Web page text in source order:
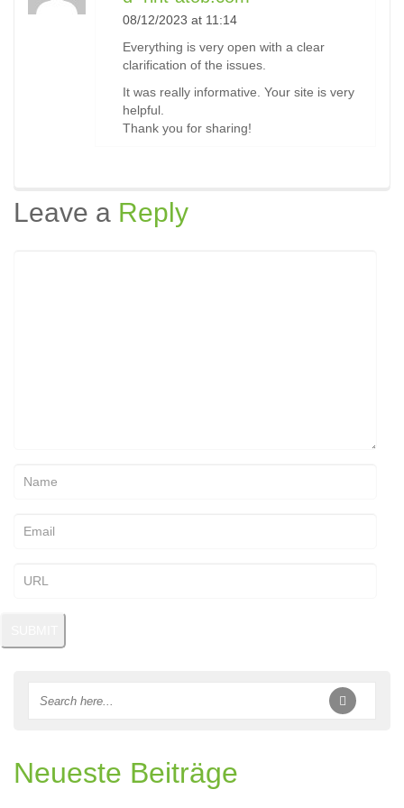
08/12/2023 at 11:14
Everything is very open with a clear
clarification of the issues.
It was really informative. Your site is very
helpful.
Thank you for sharing!
Leave a Reply
Neueste Beiträge